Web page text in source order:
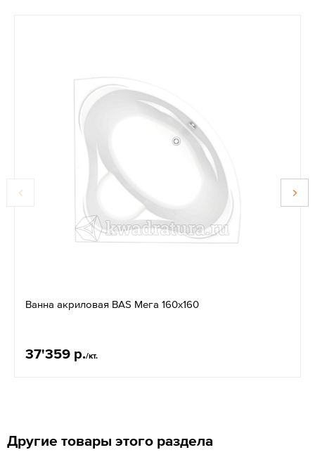
Ванна акриловая BAS Мега 160х160
37'359 р./кт.
Другие товары этого раздела